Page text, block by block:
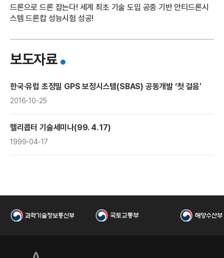
연
구
드론으로 드론 잡는다! 세계 최초 기술 도입 공중 기반 안티드론시
스템 드론캅 성능시험 성공!
보도자료
한국·유럽 초정밀 GPS 보정시스템(SBAS) 공동개발 ‘첫 걸음'
2016-10-25
헬리콥터 기술세미나(99. 4. 17)
1999-04-17